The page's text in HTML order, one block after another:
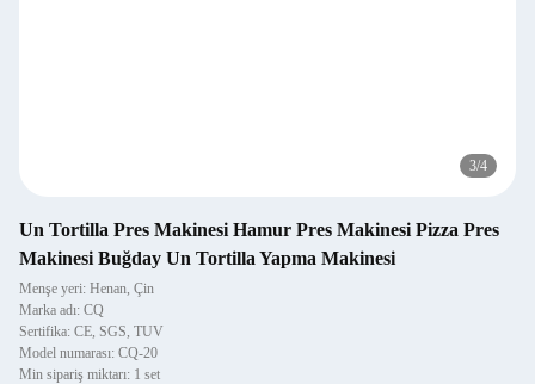
3/4
Un Tortilla Pres Makinesi Hamur Pres Makinesi Pizza Pres
Makinesi Buğday Un Tortilla Yapma Makinesi
Menşe yeri: Henan, Çin
Marka adı: CQ
Sertifika: CE, SGS, TUV
Model numarası: CQ-20
Min sipariş miktarı: 1 set